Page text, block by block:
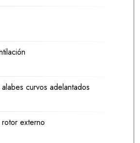
curvos adelantados
externo